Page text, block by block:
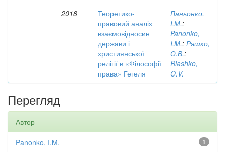
2018
Теоретико-
правовий аналіз
взаємовідносин
держави і
християнської
релігії в «Філософії
права» Гегеля
Паньонко,
І.М.;
Panonko,
I.M.; Ряшко,
О.В.;
Riashko,
O.V.
Перегляд
Автор
1
Panonko, I.M.